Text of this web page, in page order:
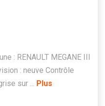
: RENAULT MEGANE III
: neuve Contrôle
sur ... Plus